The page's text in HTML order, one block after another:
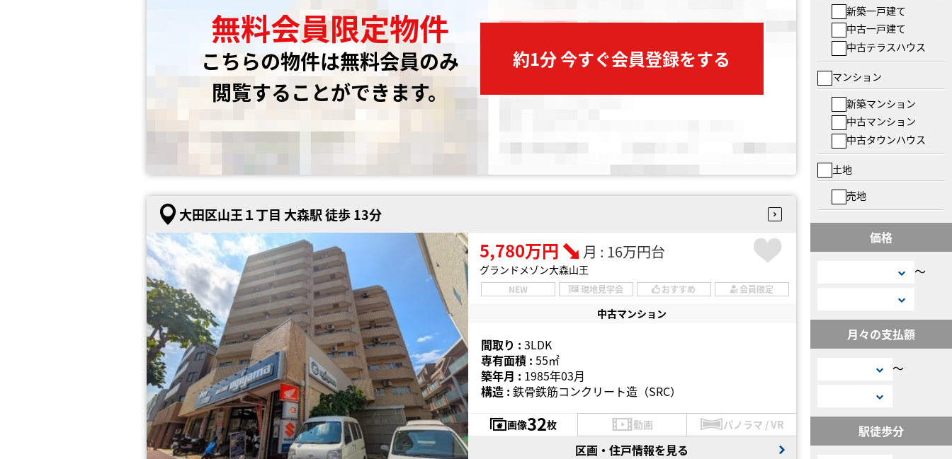
無料会員限定物件
こちらの物件は無料会員のみ
閲覧することができます。
約1分 今すぐ会員登録をする
大田区山王１丁目 大森駅 徒歩 13分
5,780万円 月 : 16万円台
グランドメゾン大森山王
NEW 現地見学会 おすすめ 会員限定
中古マンション
間取り : 3LDK
専有面積 : 55㎡
築年月 : 1985年03月
構造 : 鉄骨鉄筋コンクリート造（SRC）
画像32枚 動画 パノラマ / VR
区画・住戸情報を見る
新築一戸建て
中古一戸建て
中古テラスハウス
マンション
新築マンション
中古マンション
中古タウンハウス
土地
売地
価格
〜
月々の支払額
〜
駅徒歩分